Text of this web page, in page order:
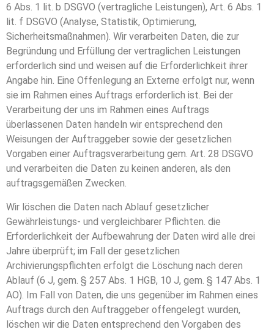
6 Abs. 1 lit. b DSGVO (vertragliche Leistungen), Art. 6 Abs. 1
lit. f DSGVO (Analyse, Statistik, Optimierung,
Sicherheitsmaßnahmen). Wir verarbeiten Daten, die zur
Begründung und Erfüllung der vertraglichen Leistungen
erforderlich sind und weisen auf die Erforderlichkeit ihrer
Angabe hin. Eine Offenlegung an Externe erfolgt nur, wenn
sie im Rahmen eines Auftrags erforderlich ist. Bei der
Verarbeitung der uns im Rahmen eines Auftrags
überlassenen Daten handeln wir entsprechend den
Weisungen der Auftraggeber sowie der gesetzlichen
Vorgaben einer Auftragsverarbeitung gem. Art. 28 DSGVO
und verarbeiten die Daten zu keinen anderen, als den
auftragsgemäßen Zwecken.
Wir löschen die Daten nach Ablauf gesetzlicher
Gewährleistungs- und vergleichbarer Pflichten. die
Erforderlichkeit der Aufbewahrung der Daten wird alle drei
Jahre überprüft; im Fall der gesetzlichen
Archivierungspflichten erfolgt die Löschung nach deren
Ablauf (6 J, gem. § 257 Abs. 1 HGB, 10 J, gem. § 147 Abs. 1
AO). Im Fall von Daten, die uns gegenüber im Rahmen eines
Auftrags durch den Auftraggeber offengelegt wurden,
löschen wir die Daten entsprechend den Vorgaben des